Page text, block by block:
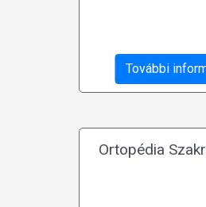
További
Ortopédia